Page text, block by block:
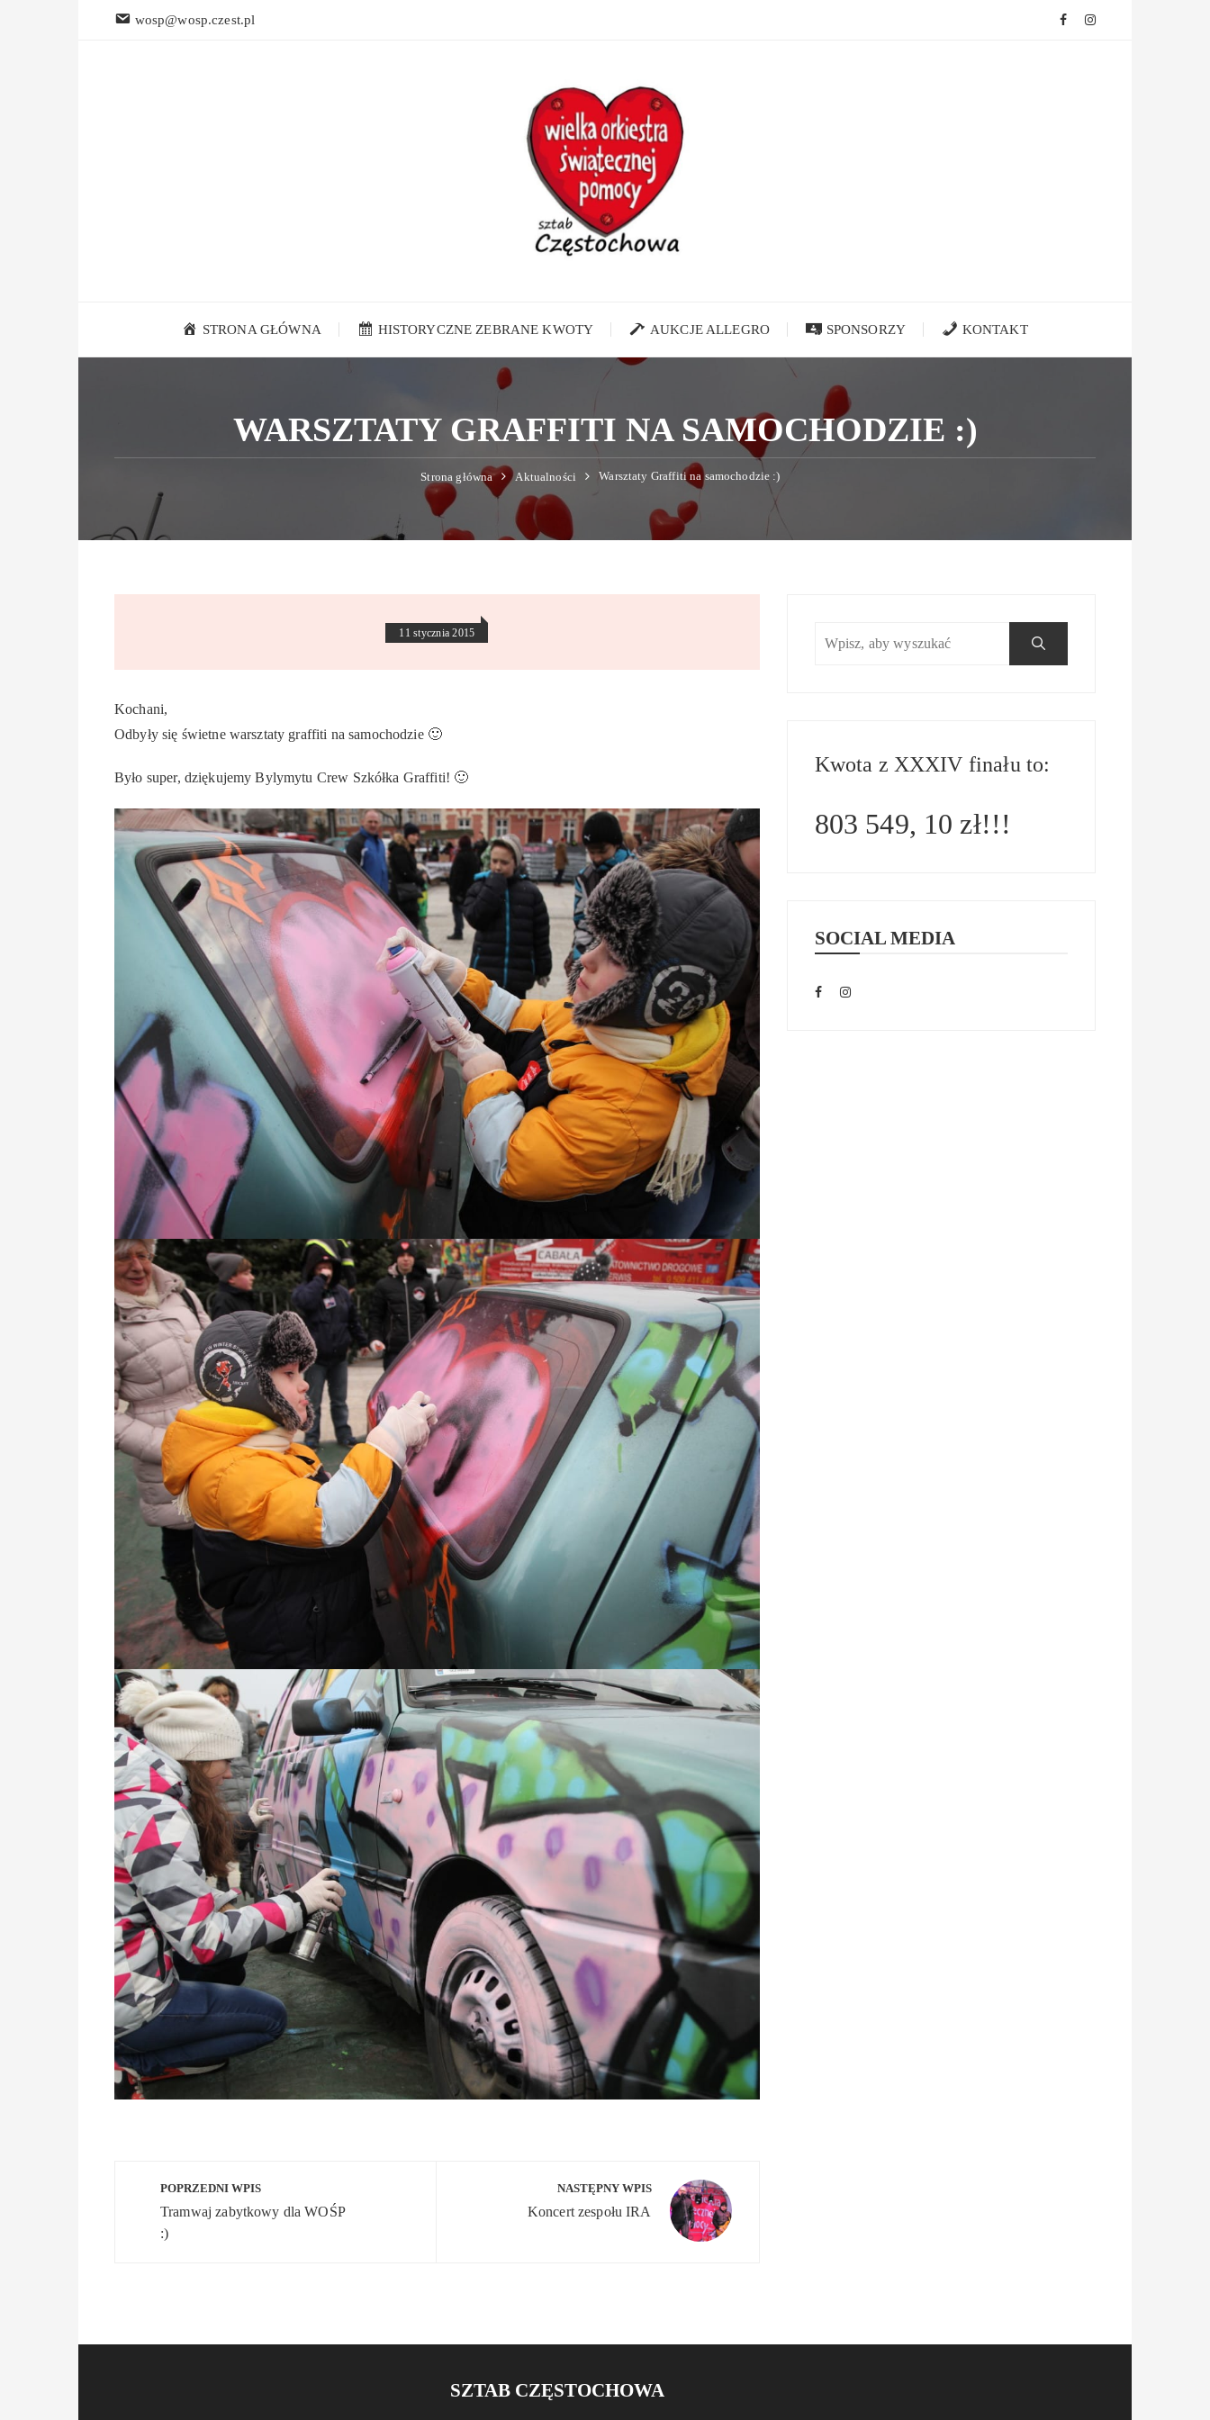
wosp@wosp.czest.pl
STRONA GŁÓWNA HISTORYCZNE ZEBRANE KWOTY AUKCJE ALLEGRO SPONSORZY KONTAKT
WARSZTATY GRAFFITI NA SAMOCHODZIE :)
Strona główna Aktualności Warsztaty Graffiti na samochodzie :)
11 stycznia 2015
Kochani,
Odbyły się świetne warsztaty graffiti na samochodzie 🙂
Było super, dziękujemy Bylymytu Crew Szkółka Graffiti! 🙂
Nawigacja
wpisu
POPRZEDNI WPIS
Tramwaj zabytkowy dla WOŚP
:)
NASTĘPNY WPIS
Koncert zespołu IRA
Kwota z XXXIV finału to:
803 549, 10 zł!!!
SOCIAL MEDIA
SZTAB CZĘSTOCHOWA